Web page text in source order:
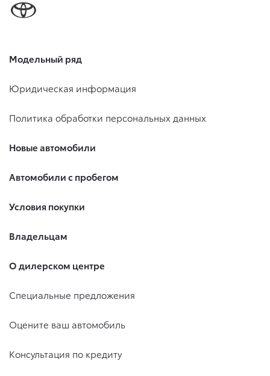
Модельный ряд
Юридическая информация
Политика обработки персональных данных
Новые автомобили
Автомобили с пробегом
Условия покупки
Владельцам
О дилерском центре
Специальные предложения
Оцените ваш автомобиль
Консультация по кредиту